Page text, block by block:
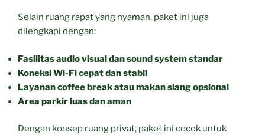
Selain ruang rapat yang nyaman, paket ini juga
dilengkapi dengan:
Fasilitas audio visual dan sound system standar
Koneksi Wi-Fi cepat dan stabil
Layanan coffee break atau makan siang opsional
Area parkir luas dan aman
Dengan konsep ruang privat, paket ini cocok untuk